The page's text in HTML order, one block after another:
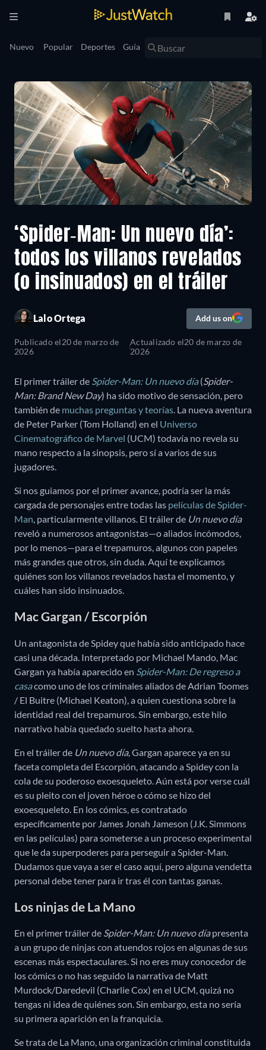
Nuevo Popular Deportes Guía
‘Spider-Man: Un nuevo día’:
todos los villanos revelados
(o insinuados) en el tráiler
Lalo Ortega Add us on
Publicado el20 de marzo de
2026
Actualizado el20 de marzo de
2026
El primer tráiler de Spider-Man: Un nuevo día(Spider-
Man: Brand New Day) ha sido motivo de sensación, pero
también de muchas preguntas y teorías . La nueva aventura
de Peter Parker (Tom Holland) en el Universo
Cinematográfico de Marvel (UCM) todavía no revela su
mano respecto a la sinopsis, pero sí a varios de sus
jugadores.
Si nos guiamos por el primer avance, podría ser la más
cargada de personajes entre todas las películas de Spider-
Man , particularmente villanos. El tráiler de Un nuevo día
reveló a numerosos antagonistas—o aliados incómodos,
por lo menos—para el trepamuros, algunos con papeles
más grandes que otros, sin duda. Aquí te explicamos
quiénes son los villanos revelados hasta el momento, y
cuáles han sido insinuados.
Mac Gargan / Escorpión
Un antagonista de Spidey que había sido anticipado hace
casi una década. Interpretado por Michael Mando, Mac
Gargan ya había aparecido en Spider-Man: De regreso a
casacomo uno de los criminales aliados de Adrian Toomes
/ El Buitre (Michael Keaton), a quien cuestiona sobre la
identidad real del trepamuros. Sin embargo, este hilo
narrativo había quedado suelto hasta ahora.
En el tráiler de Un nuevo día, Gargan aparece ya en su
faceta completa del Escorpión, atacando a Spidey con la
cola de su poderoso exoesqueleto. Aún está por verse cuál
es su pleito con el joven héroe o cómo se hizo del
exoesqueleto. En los cómics, es contratado
específicamente por James Jonah Jameson (J.K. Simmons
en las películas) para someterse a un proceso experimental
que le da superpoderes para perseguir a Spider-Man.
Dudamos que vaya a ser el caso aquí, pero alguna vendetta
personal debe tener para ir tras él con tantas ganas.
Los ninjas de La Mano
En el primer tráiler de Spider-Man: Un nuevo díapresenta
a un grupo de ninjas con atuendos rojos en algunas de sus
escenas más espectaculares. Si no eres muy conocedor de
los cómics o no has seguido la narrativa de Matt
Murdock/Daredevil (Charlie Cox) en el UCM, quizá no
tengas ni idea de quiénes son. Sin embargo, esta no sería
su primera aparición en la franquicia.
Se trata de La Mano, una organización criminal constituida